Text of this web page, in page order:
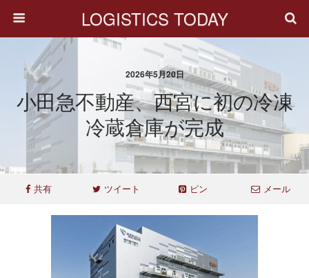
LOGISTICS TODAY
2026年5月20日
小田急不動産、西宮に初の冷凍
冷蔵倉庫が完成
共有 ツイート ピン メール